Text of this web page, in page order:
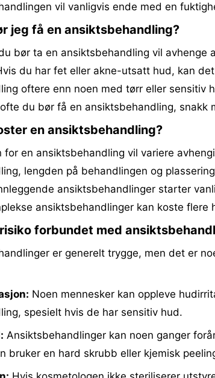
vil vanligvis ende med en
jeg få en ansiktsbehandling?
bør ta en ansiktsbehandling vil avhenge
du har fet eller akne-utsatt hud, kan
oftere enn noen med tørr eller sensitiv
du bør få en ansiktsbehandling, snakk
en ansiktsbehandling?
for en ansiktsbehandling vil variere
lengden på behandlingen og
ansiktsbehandlinger starter
ansiktsbehandlinger kan koste flere
forbundet med
er generelt trygge, men det er
Noen mennesker kan oppleve
spesielt hvis de har sensitiv hud.
Ansiktsbehandlinger kan noen ganger
bruker en hard skrubb eller kjemisk